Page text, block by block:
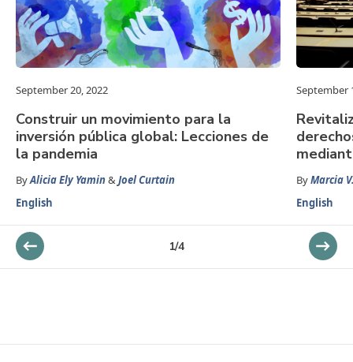
September 20, 2022
Construir un movimiento para la
inversión pública global: Lecciones de
la pandemia
ByAlicia Ely Yamin&Joel Curtain
English
September
ByMarcia
English
1/4